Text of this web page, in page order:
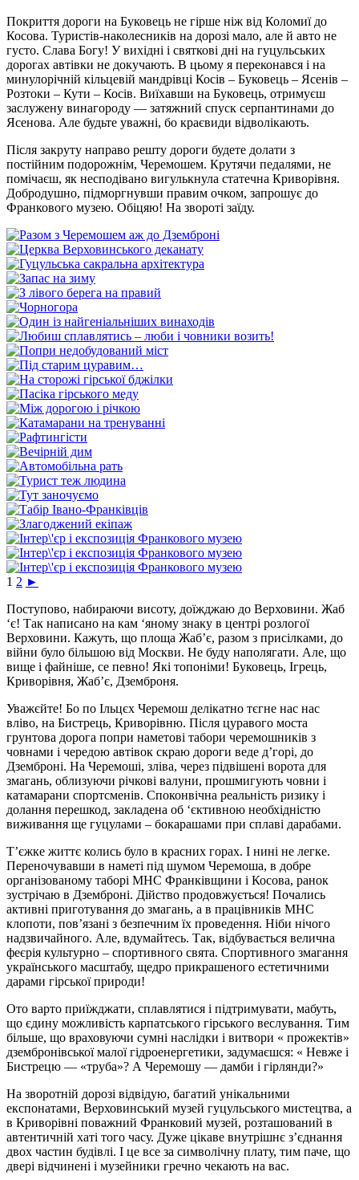
Покриття дороги на Буковець не гірше ніж від Коломиї до
Косова. Туристів-наколесників на дорозі мало, але й авто не
густо. Слава Богу! У вихідні і святкові дні на гуцульських
дорогах автівки не докучають. В цьому я переконався і на
минулорічній кільцевій мандрівці Косів – Буковець – Ясенів –
Розтоки – Кути – Косів. Виїхавши на Буковець, отримуєш
заслужену винагороду — затяжний спуск серпантинами до
Ясенова. Але будьте уважні, бо краєвиди відволікають.
Після закруту направо решту дороги будете долати з
постійним подорожнім, Черемошем. Крутячи педалями, не
помічаєш, як несподівано вигулькнула статечна Криворівня.
Добродушно, підморгнувши правим очком, запрошує до
Франкового музею. Обіцяю! На звороті заїду.
1 2 ►
Поступово, набираючи висоту, доїжджаю до Верховини. Жаб
‘є! Так написано на кам ‘яному знаку в центрі розлогої
Верховини. Кажуть, що площа Жаб’є, разом з присілками, до
війни було більшою від Москви. Не буду наполягати. Але, що
вище і файніше, се певно! Які топоніми! Буковець, Ігрець,
Криворівня, Жаб’є, Дземброня.
Уважєйте! Бо по Ільцєх Черемош делікатно тєгне нас нас
вліво, на Бистрець, Криворівню. Після цуравого моста
грунтова дорога попри наметові табори черемошників з
човнами і чередою автівок скраю дороги веде д’горі, до
Дземброні. На Черемоші, зліва, через підвішені ворота для
змагань, облизуючи річкові валуни, прошмигують човни і
катамарани спортсменів. Споконвічна реальність ризику і
долання перешкод, закладена об ‘єктивною необхідністю
виживання ще гуцулами – бокарашами при сплаві дарабами.
Т’єжке життє колись було в красних горах. І нині не легке.
Переночувавши в наметі під шумом Черемоша, в добре
організованому таборі МНС Франківщини і Косова, ранок
зустрічаю в Дземброні. Дійство продовжується! Почались
активні приготування до змагань, а в працівників МНС
клопоти, пов’язані з безпечним їх проведення. Ніби нічого
надзвичайного. Але, вдумайтесь. Так, відбувається велична
феєрія культурно – спортивного свята. Спортивного змагання
українського масштабу, щедро прикрашеного естетичними
дарами гірської природи!
Ото варто приїжджати, сплавлятися і підтримувати, мабуть,
що єдину можливість карпатського гірського веслування. Тим
більше, що враховуючи сумні наслідки і витвори « прожектів»
дзембронівської малої гідроенергетики, задумаєшся: « Невже і
Бистрецю — «труба»? А Черемошу — дамби і гірлянди?»
На зворотній дорозі відвідую, багатий унікальними
експонатами, Верховинський музей гуцульського мистецтва, а
в Криворівні поважний Франковий музей, розташований в
автентичній хаті того часу. Дуже цікаве внутрішнє з’єднання
двох частин будівлі. І це все за символічну плату, тим паче, що
двері відчинені і музейники гречно чекають на вас.